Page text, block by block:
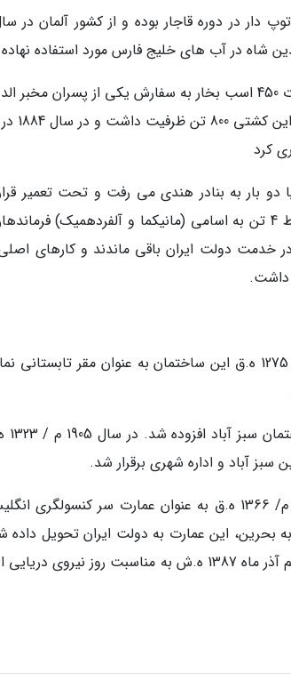
شاه در آب های خلیج فارس مورد استفاده
این کشتی بخار 600 تنی، با قدرت 450 اسب بخار به سفارش
کرد
دو بار به بنادر هندی می رفت و تحت تعمیر
1275 ه.ش (1892م/1313ه.ق) فقط 4 تن به اسامی (مانیکما و
دولت ایران باقی ماندند و کارهای اصلی
داشت.
ایسنا نوشت، در سال 1858 م / 1275 ه.ق این ساختمان به عنوان
سبز آباد و اداره شهری برقرار شد.
از عمارت سبز آباد تا سال 1946 م/ 1366 ه.ق به عنوان
بحرین، این عمارت به دولت ایران تحویل داده
دریایی ایران نهاده شد و در هفتم آذر ماه 1387 ه.ش به